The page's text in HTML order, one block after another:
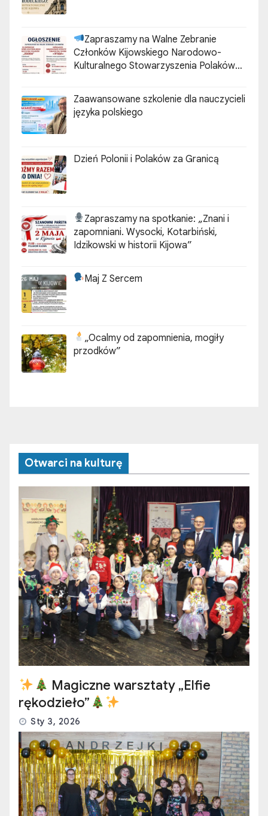
Zapraszamy na Walne Zebranie
Członków Kijowskiego Narodowo-
Kulturalnego Stowarzyszenia Polaków
Zaawansowane szkolenie dla nauczycieli
języka polskiego
Dzień Polonii i Polaków za Granicą
Zapraszamy na spotkanie: „Znani i
zapomniani. Wysocki, Kotarbiński,
Idzikowski w historii Kijowa”
Maj Z Sercem
„Ocalmy od zapomnienia, mogiły
przodków”
Otwarci na kulturę
Magiczne warsztaty „Elfie
rękodzieło”
Sty 3, 2026